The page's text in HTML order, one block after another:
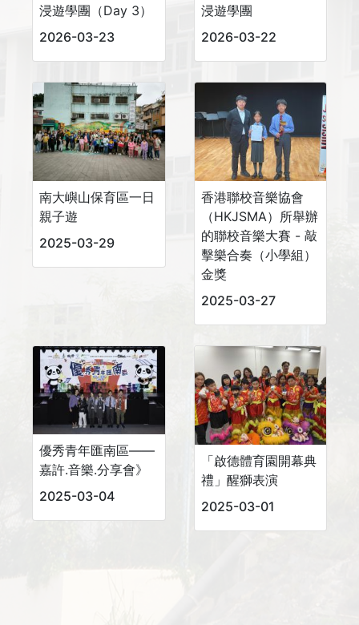
浸遊學團（Day 3）
2026-03-23
浸遊學團
2026-03-22
南大嶼山保育區一日
親子遊
2025-03-29
香港聯校音樂協會
（HKJSMA）所舉辦
的聯校音樂大賽 - 敲
擊樂合奏（小學組）
金獎
2025-03-27
優秀青年匯南區——
嘉許.音樂.分享會》
2025-03-04
「啟德體育園開幕典
禮」醒獅表演
2025-03-01